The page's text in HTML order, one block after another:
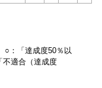
○：「達成度50％以
適合（達成度